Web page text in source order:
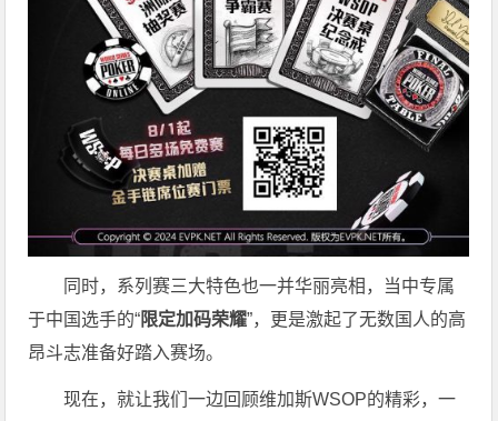
同时，系列赛三大特色也一并华丽亮相，当中专属
于中国选手的“限定加码荣耀”，更是激起了无数国人的高
昂斗志准备好踏入赛场。
现在，就让我们一边回顾维加斯WSOP的精彩，一